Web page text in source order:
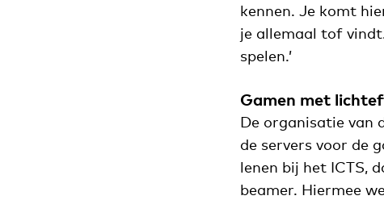
kennen. Je komt
je allemaal tof
spelen.’
Gamen met
De organisatie van
de servers voor de
lenen bij het ICTS,
beamer. Hiermee